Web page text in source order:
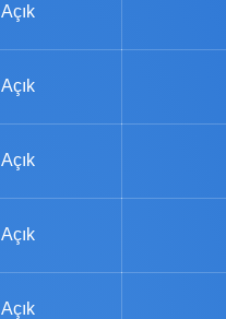
Açık
Açık
Açık
Açık
Açık